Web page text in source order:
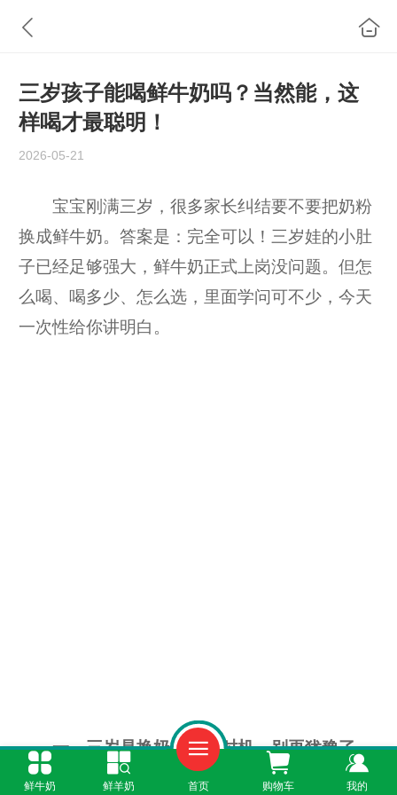
三岁孩子能喝鲜牛奶吗？当然能，这
样喝才最聪明！
2026-05-21
宝宝刚满三岁，很多家长纠结要不要把奶粉
换成鲜牛奶。答案是：完全可以！三岁娃的小肚
子已经足够强大，鲜牛奶正式上岗没问题。但怎
么喝、喝多少、怎么选，里面学问可不少，今天
一次性给你讲明白。
一、三岁是换奶的最佳时机，别再犹豫了
鲜牛奶 鲜羊奶 首页 购物车 我的